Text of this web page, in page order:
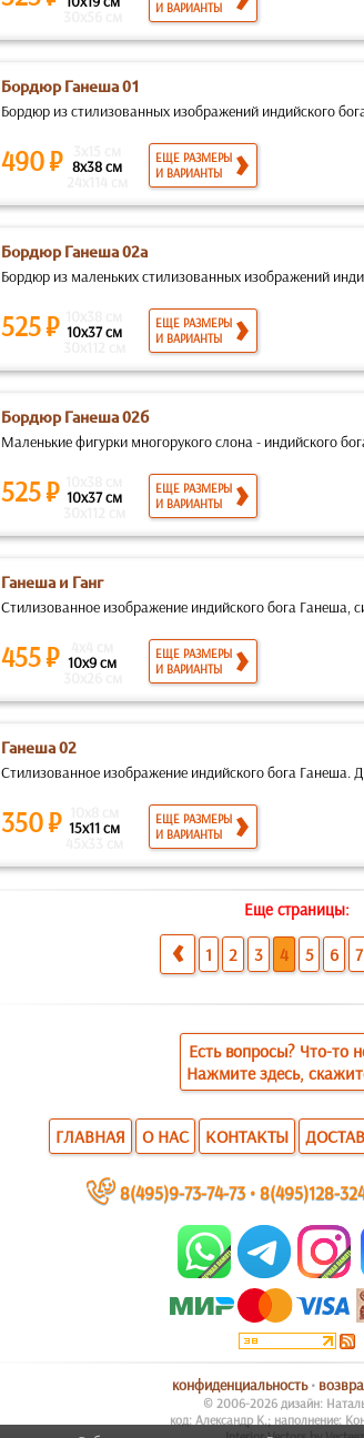
И ВАРИАНТЫ
Бордюр Ганеша 01
Бордюр из стилизованных изображений индийского
490 ₽ 8x38 см
ЕЩЕ РАЗМЕРЫ
И ВАРИАНТЫ
Бордюр Ганеша 02а
Бордюр из маленьких стилизованных изображений
525 ₽ 10x37 см
ЕЩЕ РАЗМЕРЫ
И ВАРИАНТЫ
Бордюр Ганеша 02б
Маленькие фигурки многорукого слона - индийского
525 ₽ 10x37 см
ЕЩЕ РАЗМЕРЫ
И ВАРИАНТЫ
Ганеша и Ганг
Стилизованное изображение индийского бога Ганеша,
455 ₽ 10x9 см
ЕЩЕ РАЗМЕРЫ
И ВАРИАНТЫ
Ганеша 02
Стилизованное изображение индийского бога
350 ₽ 15x11 см
ЕЩЕ РАЗМЕРЫ
И ВАРИАНТЫ
Еще страницы:
1 2 3 4 5 6 7
Есть вопросы? Что-то
Нажмите здесь,
ГЛАВНАЯ О НАС КОНТАКТЫ
~ 8(495)9-73-74-73 •8(495)128-
конфиденциальность•
© 2006-2026 дизайн:
код: Александр К.; наполнение: